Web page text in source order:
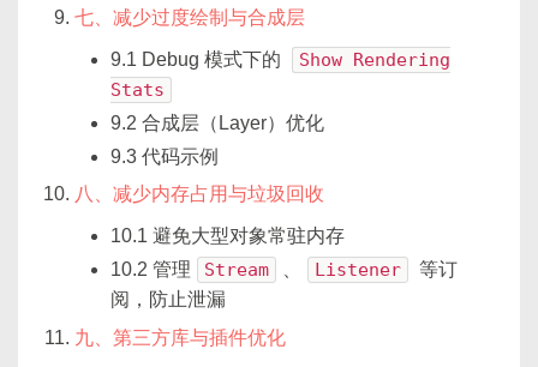
七、减少过度绘制与合成层
9.1 Debug 模式下的
Show Rendering
Stats
9.2 合成层（Layer）优化
9.3 代码示例
八、减少内存占用与垃圾回收
10.1 避免大型对象常驻内存
10.2 管理
Stream Listener
等订
阅，防止泄漏
九、第三方库与插件优化